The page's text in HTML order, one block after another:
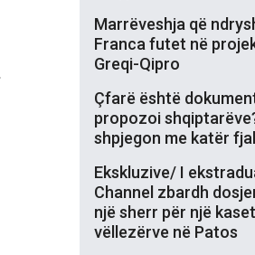
Marrëveshja që
Franca futet në
Greqi-Qipro
Çfarë është
propozoi
shpjegon me katër
Ekskluzive/ I
Channel zbardh
një sherr për një
vëllezërve në Patos